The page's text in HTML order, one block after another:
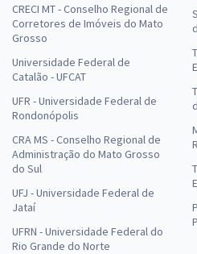
CRECI MT - Conselho Regional de
Corretores de Imóveis do Mato
Grosso
Universidade Federal de
Catalão - UFCAT
UFR - Universidade Federal de
Rondonópolis
CRA MS - Conselho Regional de
Administração do Mato Grosso
do Sul
UFJ - Universidade Federal de
Jataí
UFRN - Universidade Federal do
Rio Grande do Norte